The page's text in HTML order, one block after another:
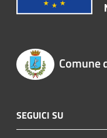
Comune
SEGUICI SU